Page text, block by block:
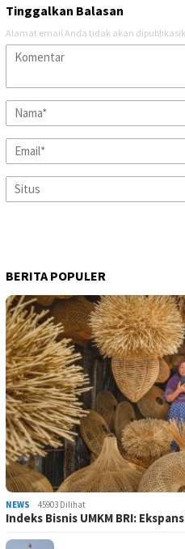
Tinggalkan Balasan
Alamat email Anda tidak akan
BERITA POPULER
NEWS 45903 Dilihat
Indeks Bisnis UMKM BRI: